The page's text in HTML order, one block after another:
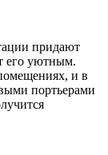
придают
его уютным.
и в
портьерами